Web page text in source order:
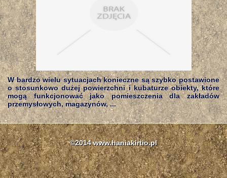
W bardzo wielu sytuacjach konieczne są szybko postawione
o stosunkowo dużej powierzchni i kubaturze obiekty, które
mogą funkcjonować jako pomieszczenia dla zakładów
przemysłowych, magazynów, ...
©2014 www.haniakirtio.pl